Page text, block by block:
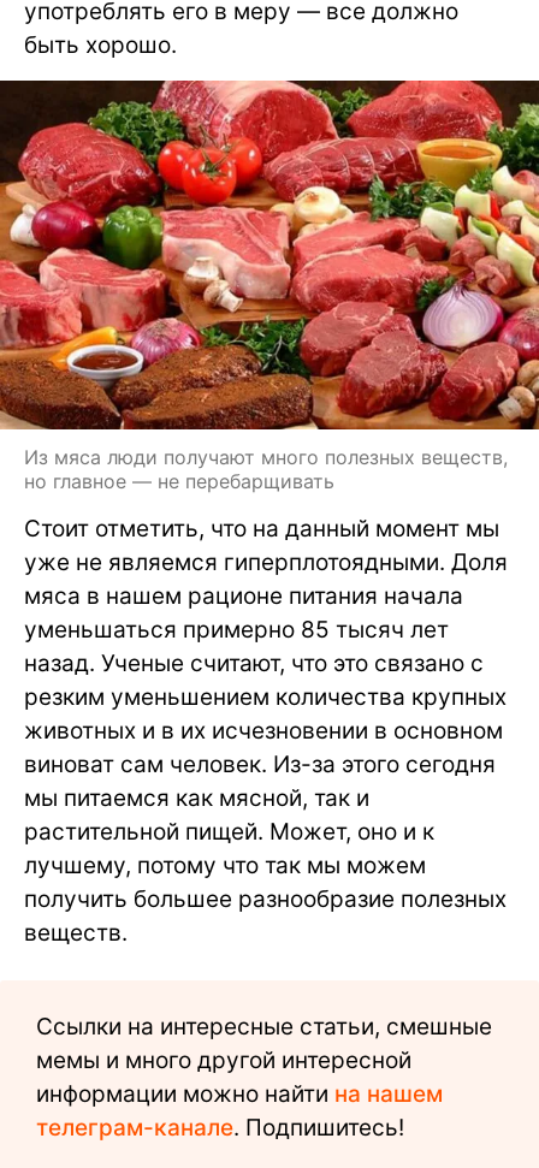
употреблять его в меру — все должно
быть хорошо.
Из мяса люди получают много полезных веществ,
но главное — не перебарщивать
Стоит отметить, что на данный момент мы
уже не являемся гиперплотоядными. Доля
мяса в нашем рационе питания начала
уменьшаться примерно 85 тысяч лет
назад. Ученые считают, что это связано с
резким уменьшением количества крупных
животных и в их исчезновении в основном
виноват сам человек. Из-за этого сегодня
мы питаемся как мясной, так и
растительной пищей. Может, оно и к
лучшему, потому что так мы можем
получить большее разнообразие полезных
веществ.
Ссылки на интересные статьи, смешные
мемы и много другой интересной
информации можно найти на нашем
телеграм-канале. Подпишитесь!